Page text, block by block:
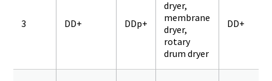
3 DD+ DDp+
dryer,
membrane
dryer,
rotary
drum dryer
DD+